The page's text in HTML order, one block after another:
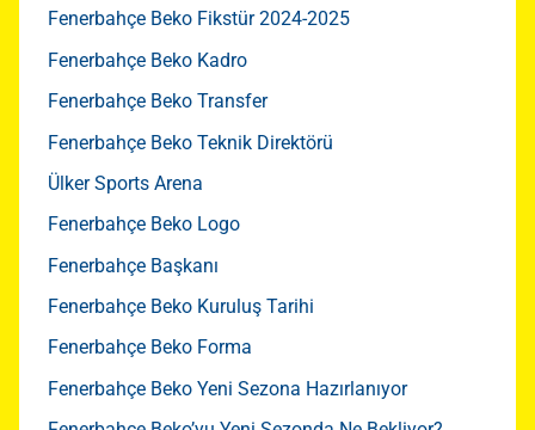
Fenerbahçe Beko Fikstür 2024-2025
Fenerbahçe Beko Kadro
Fenerbahçe Beko Transfer
Fenerbahçe Beko Teknik Direktörü
Ülker Sports Arena
Fenerbahçe Beko Logo
Fenerbahçe Başkanı
Fenerbahçe Beko Kuruluş Tarihi
Fenerbahçe Beko Forma
Fenerbahçe Beko Yeni Sezona Hazırlanıyor